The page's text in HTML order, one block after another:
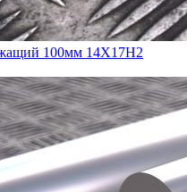
100мм 14Х17Н2